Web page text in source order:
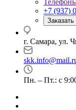
+7 (937)
Заказать
г. Самара, ул.
Пн. – Пт.: с